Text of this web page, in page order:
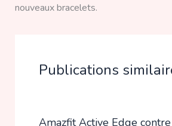
nouveaux bracelets.
Publications
Amazfit Active Edge contre